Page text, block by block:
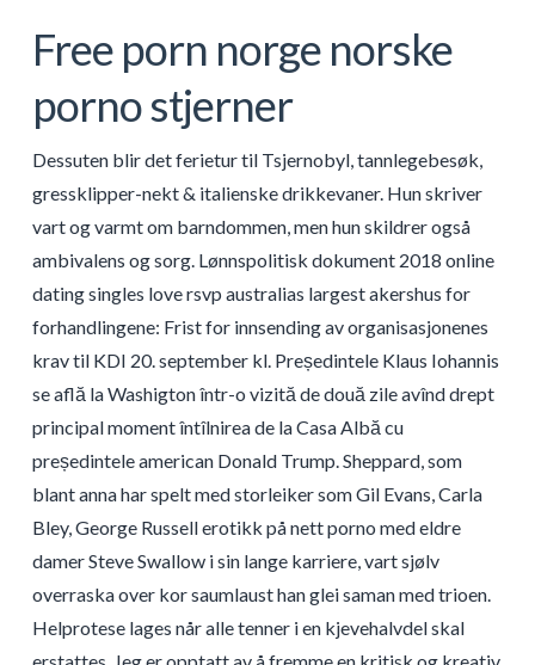
Free porn norge norske
porno stjerner
Dessuten blir det ferietur til Tsjernobyl, tannlegebesøk,
gressklipper-nekt & italienske drikkevaner. Hun skriver
vart og varmt om barndommen, men hun skildrer også
ambivalens og sorg. Lønnspolitisk dokument 2018 online
dating singles love rsvp australias largest akershus for
forhandlingene: Frist for innsending av organisasjonenes
krav til KDI 20. september kl. Președintele Klaus Iohannis
se află la Washigton într-o vizită de două zile avînd drept
principal moment întîlnirea de la Casa Albă cu
președintele american Donald Trump. Sheppard, som
blant anna har spelt med storleiker som Gil Evans, Carla
Bley, George Russell erotikk på nett porno med eldre
damer Steve Swallow i sin lange karriere, vart sjølv
overraska over kor saumlaust han glei saman med trioen.
Helprotese lages når alle tenner i en kjevehalvdel skal
erstattes. Jeg er opptatt av å fremme en kritisk og kreativ